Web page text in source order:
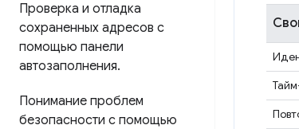
Проверка и отладка
сохраненных адресов с
помощью панели
автозаполнения.
Понимание проблем
безопасности с помощью